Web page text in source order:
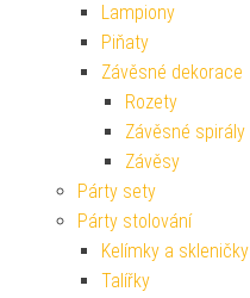
Lampiony
Piňaty
Závěsné dekorace
Rozety
Závěsné spirály
Závěsy
Párty sety
Párty stolování
Kelímky a skleničky
Talířky